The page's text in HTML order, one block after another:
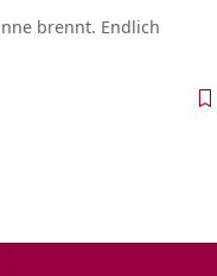
brennt. Endlich